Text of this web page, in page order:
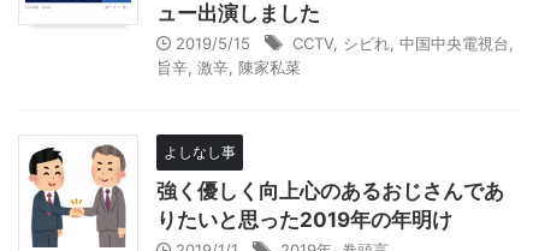
ュー出演しました
2019/5/15 CCTV, シビれ 中国中央電視台
旨辛 激辛 陳家私菜
よしなし事
強く優しく向上心のあるおじさんであ
りたいと思った2019年の年明け